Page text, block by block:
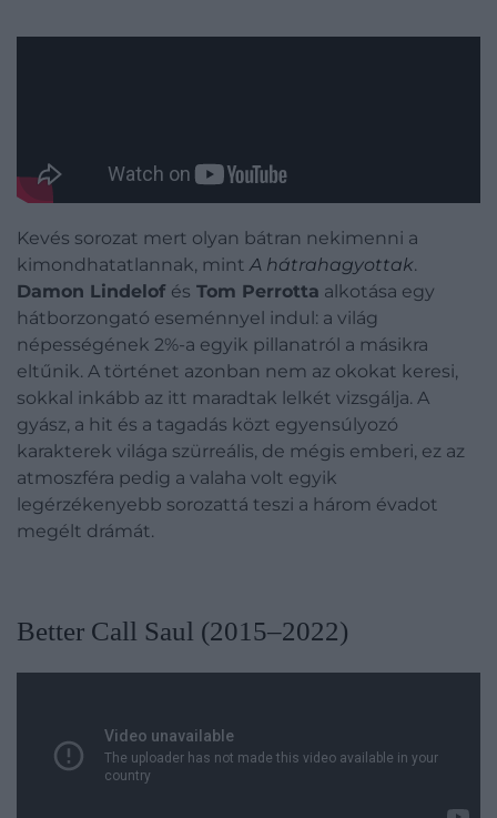
Kevés sorozat mert olyan bátran nekimenni a
kimondhatatlannak, mintA hátrahagyottak.
Damon Lindelof és Tom Perrotta alkotása egy
hátborzongató eseménnyel indul: a világ
népességének 2%-a egyik pillanatról a másikra
eltűnik. A történet azonban nem az okokat keresi,
sokkal inkább az itt maradtak lelkét vizsgálja. A
gyász, a hit és a tagadás közt egyensúlyozó
karakterek világa szürreális, de mégis emberi, ez az
atmoszféra pedig a valaha volt egyik
legérzékenyebb sorozattá teszi a három évadot
megélt drámát.
Better Call Saul (2015–2022)